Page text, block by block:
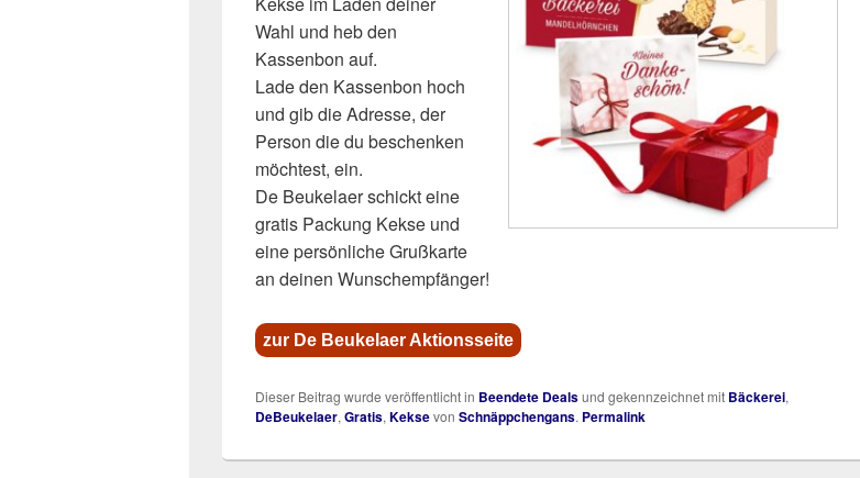
Wahl und heb den
Kassenbon auf.
Lade den Kassenbon hoch
und gib die Adresse, der
Person die du beschenken
möchtest, ein.
De Beukelaer schickt eine
gratis Packung Kekse und
eine persönliche Grußkarte
an deinen Wunschempfänger!
zur De Beukelaer Aktionsseite
Dieser Beitrag wurde veröffentlicht in Beendete Dealsund gekennzeichnet mit Bäckerei,
DeBeukelaer, Gratis, Keksevon Schnäppchengans. Permalink